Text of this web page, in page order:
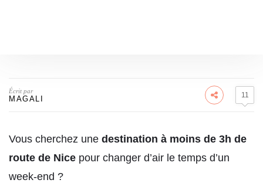
Écrit par
MAGALI 11
Vous cherchez une destination à moins de 3h de
route de Nice pour changer d’air le temps d’un
week-end ?